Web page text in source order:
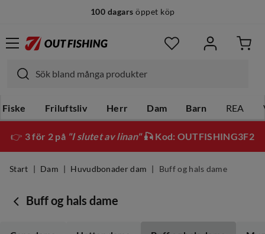
100 dagars öppet köp
Fiske Friluftsliv Herr Dam Barn REA
👉 3 för 2 på "I slutet av linan"🎣 Kod: OUTFISHING3F2
Start Dam Huvudbonader dam Buff og hals dame
Buff og hals dame